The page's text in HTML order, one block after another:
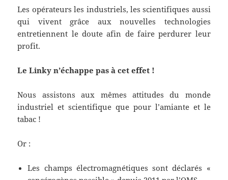
Les opérateurs les industriels, les scientifiques aussi
qui vivent grâce aux nouvelles technologies
entretiennent le doute afin de faire perdurer leur
profit.
Le Linky n’échappe pas à cet effet !
Nous assistons aux mêmes attitudes du monde
industriel et scientifique que pour l’amiante et le
tabac !
Or :
Les champs électromagnétiques sont déclarés «